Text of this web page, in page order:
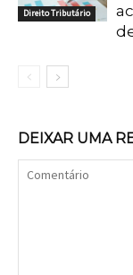
Direito Tributário
DEIXAR UMA